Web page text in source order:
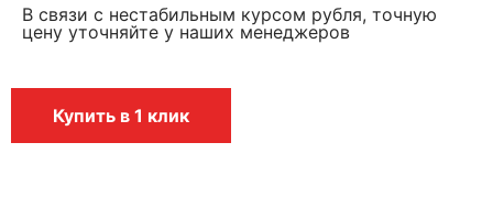
В связи с нестабильным курсом рубля, точную
цену уточняйте у наших менеджеров
Купить в 1 клик